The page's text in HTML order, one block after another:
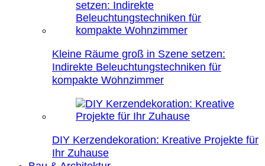
Kleine Räume groß in Szene setzen:
Indirekte Beleuchtungstechniken für
kompakte Wohnzimmer
DIY Kerzendekoration: Kreative Projekte für
Ihr Zuhause